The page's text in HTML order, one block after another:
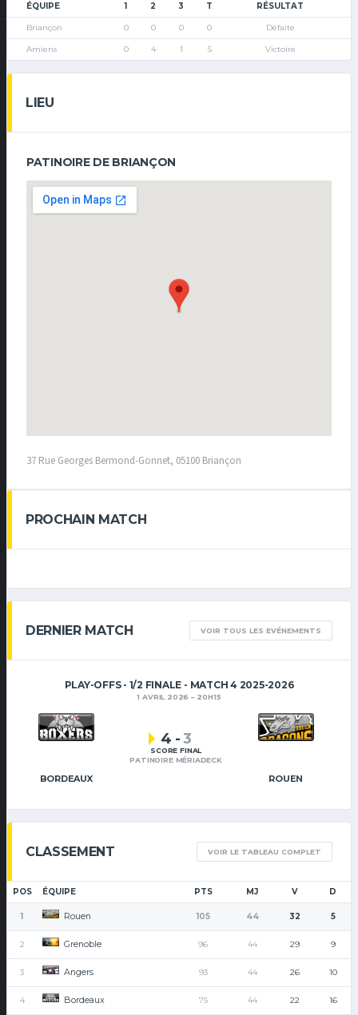
ÉQUIPE 1 2 3 T RÉSULTAT
Briançon 0 0 0 0 Défaite
Amiens 0 4 1 5 Victoire
LIEU
PATINOIRE DE BRIANÇON
37 Rue Georges Bermond-Gonnet, 05100 Briançon
PROCHAIN MATCH
DERNIER MATCH VOIR TOUS LES EVÉNEMENTS
PLAY-OFFS - 1/2 FINALE - MATCH 4 2025-2026
1 AVRIL 2026 20H15
BORDEAUX ROUEN
4 -3
SCORE FINAL
PATINOIRE MÉRIADECK
CLASSEMENT VOIR LE TABLEAU COMPLET
POS ÉQUIPE PTS MJ V D
1 Rouen 105 44 32 5
2 Grenoble 96 44 29 9
3 Angers 93 44 26 10
4 Bordeaux 75 44 22 16